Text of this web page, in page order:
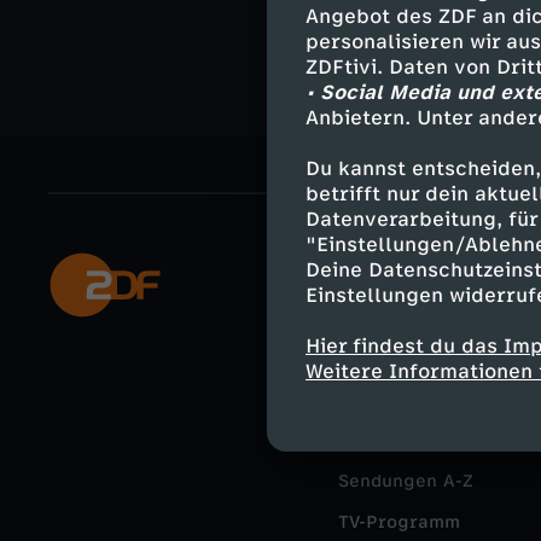
Angebot des ZDF an
personalisieren wir
ZDFtivi. Daten von
• Social Media und
Anbietern. Unter
Du kannst
betrifft nur dein
Datenverarbeitung,
"Einstellungen/
Deine
Einstellungen
Hier findest du das
Weitere
Mehr ZDF
Smart TV
Sendungen A-Z
TV-Programm